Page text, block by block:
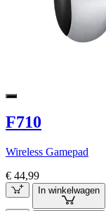
F710
Wireless Gamepad
€ 44,99
In winkelwagen